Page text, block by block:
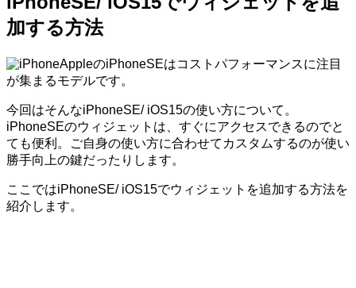
加する方法
AppleのiPhoneSEはコストパフォーマンスに注目
が集まるモデルです。
今回はそんなiPhoneSE/ iOS15の使い方について。
iPhoneSEのウィジェットは、すぐにアクセスできるのでと
ても便利。ご自身の使い方に合わせてカスタムするのが使い
勝手向上の鍵だったりします。
ここではiPhoneSE/ iOS15でウィジェットを追加する方法を
紹介します。